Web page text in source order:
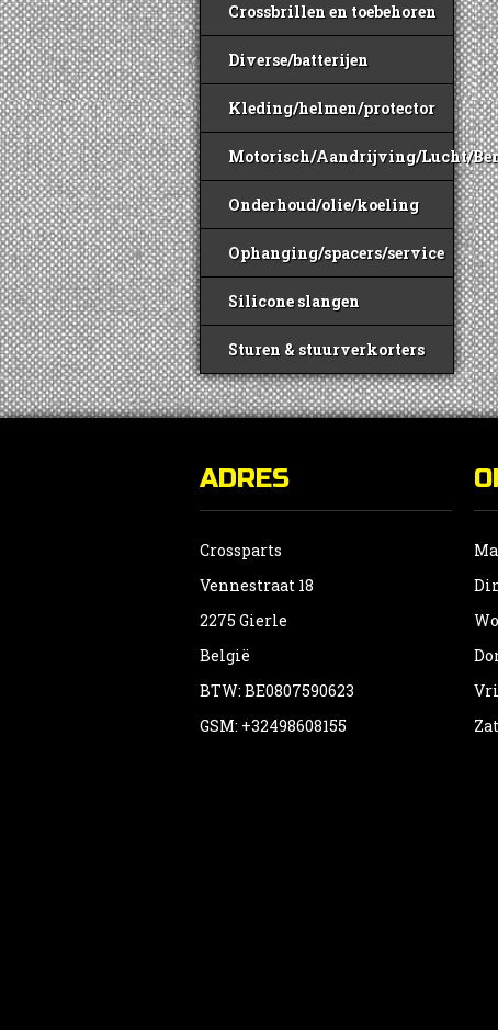
Crossbrillen en toebehoren
Diverse/batterijen
Kleding/helmen/protector
Motorisch/Aandrijving/Lucht/
Onderhoud/olie/koeling
Ophanging/spacers/service
Silicone slangen
Sturen & stuurverkorters
ADRES
Crossparts
Vennestraat 18
2275 Gierle
België
BTW: BE0807590623
GSM: +32498608155